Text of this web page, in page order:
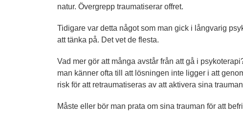
natur. Övergrepp traumatiserar offret.
Tidigare var detta något som man gick i långvarig
att tänka på. Det vet de flesta.
Vad mer gör att många avstår från att gå i
man känner ofta till att lösningen inte ligger i att
risk för att retraumatiseras av att aktivera sina
Måste eller bör man prata om sina trauman för att